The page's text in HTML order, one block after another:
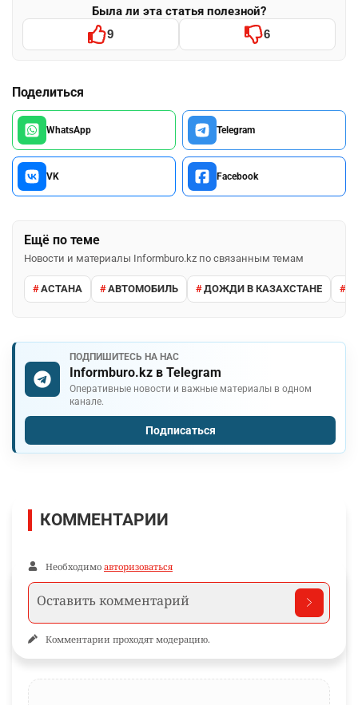
Была ли эта статья полезной?
9 6
Поделиться
WhatsApp Telegram
VK Facebook
Ещё по теме
Новости и материалы Informburo.kz по связанным темам
АСТАНА АВТОМОБИЛЬ ДОЖДИ В КАЗАХСТАНЕ
ПОДПИШИТЕСЬ НА НАС
Informburo.kz в Telegram
Оперативные новости и важные материалы в одном
канале.
Подписаться
КОММЕНТАРИИ
Необходимо авторизоваться
Комментарии проходят модерацию.